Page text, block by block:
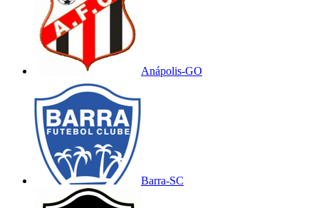
Anápolis-GO
Barra-SC